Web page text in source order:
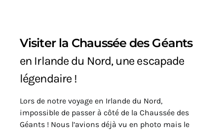
Visiter la Chaussée des Géants
en Irlande du Nord, une escapade
légendaire !
Lors de notre voyage en Irlande du Nord,
impossible de passer à côté de la Chaussée des
Géants ! Nous l’avions déjà vu en photo mais le